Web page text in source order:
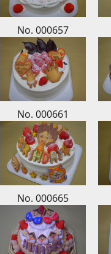
No. 000657
No. 000661
No. 000665